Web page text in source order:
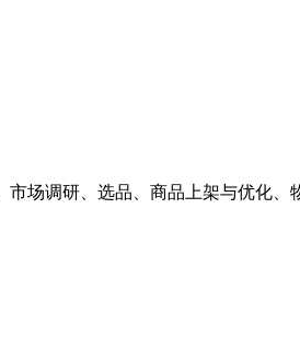
场调研、选品、商品上架与优化